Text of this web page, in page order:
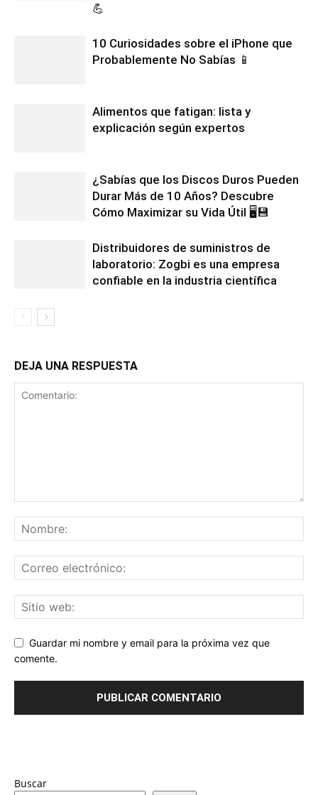
💪
10 Curiosidades sobre el iPhone que
Probablemente No Sabías 📱
Alimentos que fatigan: lista y
explicación según expertos
¿Sabías que los Discos Duros Pueden
Durar Más de 10 Años? Descubre
Cómo Maximizar su Vida Útil 🖥️💾
Distribuidores de suministros de
laboratorio: Zogbi es una empresa
confiable en la industria científica
DEJA UNA RESPUESTA
Guardar mi nombre y email para la próxima vez que
comente.
Buscar